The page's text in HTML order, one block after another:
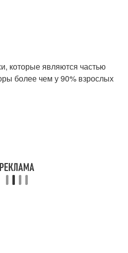
которые являются частью
более чем у 90% взрослых